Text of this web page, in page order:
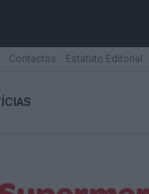
Contactos Estatuto Editorial